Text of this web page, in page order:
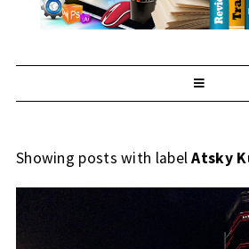
Showing posts with labelAtsky